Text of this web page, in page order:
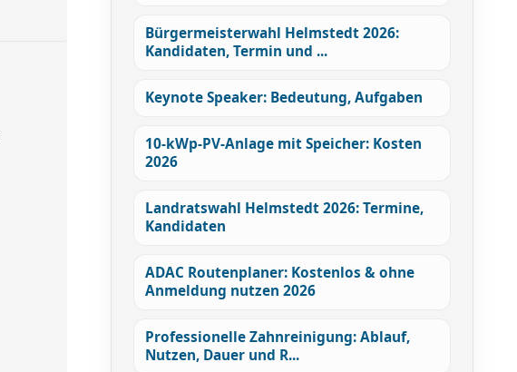
Bürgermeisterwahl Helmstedt 2026:
Kandidaten, Termin und ...
Keynote Speaker: Bedeutung, Aufgaben
10-kWp-PV-Anlage mit Speicher: Kosten
2026
Landratswahl Helmstedt 2026: Termine,
Kandidaten
ADAC Routenplaner: Kostenlos & ohne
Anmeldung nutzen 2026
Professionelle Zahnreinigung: Ablauf,
Nutzen, Dauer und R...